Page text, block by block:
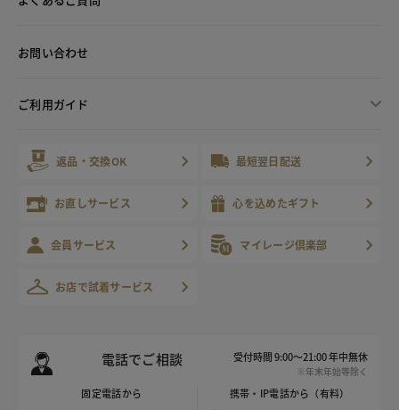
お問い合わせ
ご利用ガイド
返品・交換OK 最短翌日配送
お直しサービス 心を込めたギフト
会員サービス マイレージ倶楽部
お店で試着サービス
電話でご相談 受付時間 9:00～21:00 年中無休
※年末年始等除く
固定電話から 携帯・IP電話から（有料）